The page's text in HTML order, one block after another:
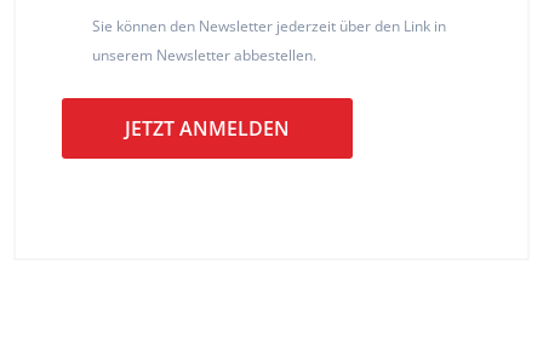
Sie können den Newsletter jederzeit über den Link in
unserem Newsletter abbestellen.
JETZT ANMELDEN